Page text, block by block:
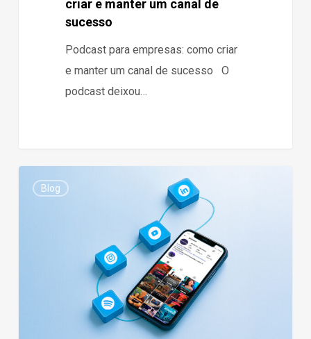
criar e manter um canal de
sucesso
Podcast para empresas: como criar
e manter um canal de sucesso O
podcast deixou…
Cross:
multiplataforma
Blog